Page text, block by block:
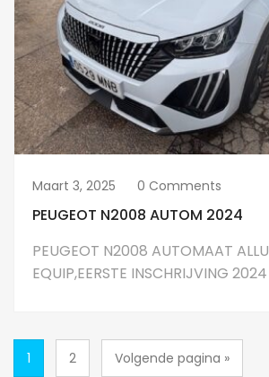
Maart 3, 2025 0 Comments
PEUGEOT N2008 AUTOM 2024
PEUGEOT N2008 AUTOMAAT
EQUIP,EERSTE INSCHRIJVING 2024
1 2 Volgende pagina »